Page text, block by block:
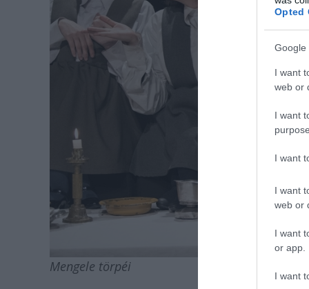
Opted
Google
I want
web or
I want
I want
I want
web or
I want
or app.
I want
Mengele törpéi